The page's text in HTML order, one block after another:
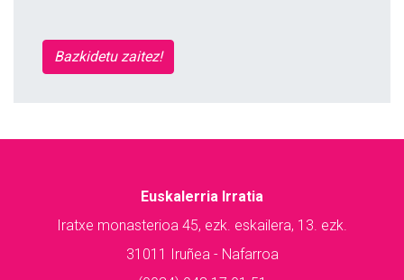
Bazkidetu zaitez!
Euskalerria Irratia
Iratxe monasterioa 45, ezk. eskailera, 13. ezk.
31011 Iruñea - Nafarroa